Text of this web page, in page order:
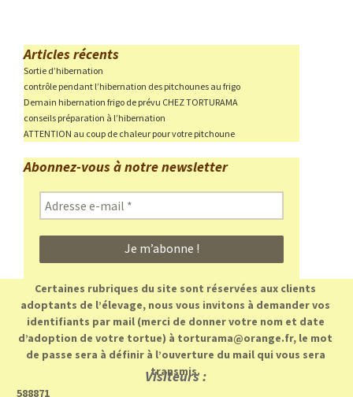
Articles récents
Sortie d’hibernation
contrôle pendant l’hibernation des pitchounes au frigo
Demain hibernation frigo de prévu CHEZ TORTURAMA
conseils préparation à l’hibernation
ATTENTION au coup de chaleur pour votre pitchoune
Abonnez-vous à notre newsletter
Adresse
e-
mail
Certaines rubriques du site sont réservées aux clients
adoptants de l’élevage, nous vous invitons à demander vos
identifiants par mail (merci de donner votre nom et date
d’adoption de votre tortue) à torturama@orange.fr, le mot
de passe sera à définir à l’ouverture du mail qui vous sera
transmis.
Visiteurs :
588871